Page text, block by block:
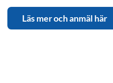
Läs mer och anmäl här